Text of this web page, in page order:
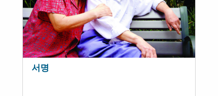
서명